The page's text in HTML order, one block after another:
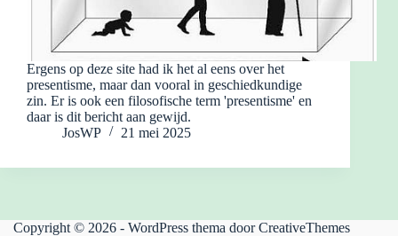
Ergens op deze site had ik het al eens over het
presentisme, maar dan vooral in geschiedkundige
zin. Er is ook een filosofische term 'presentisme' en
daar is dit bericht aan gewijd.
JosWP
21 mei 2025
Copyright © 2026 - WordPress thema doorCreativeThemes